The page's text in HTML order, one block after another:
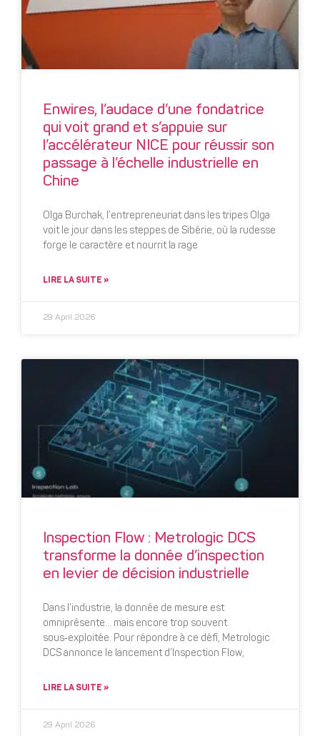
Enwires, l’audace d’une fondatrice
qui voit grand et s’appuie sur
l’accélérateur NICE pour réussir son
passage à l’échelle industrielle en
Chine
Olga Burchak, l’entrepreneuriat dans les tripes Olga
voit le jour dans les steppes de Sibérie, où la rudesse
forge le caractère et nourrit la rage
LIRE LA SUITE »
29 April 2026
Inspection Flow : Metrologic DCS
transforme la donnée d’inspection
en levier de décision industrielle
Dans l’industrie, la donnée de mesure est
omniprésente… mais encore trop souvent
sous‑exploitée. Pour répondre à ce défi, Metrologic
DCS annonce le lancement d’Inspection Flow,
LIRE LA SUITE »
29 April 2026